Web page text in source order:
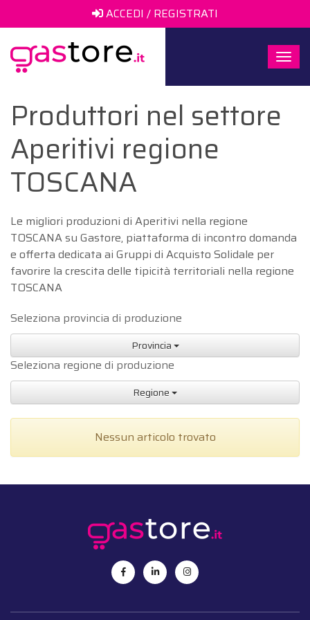
ACCEDI / REGISTRATI
Produttori nel settore
Aperitivi regione
TOSCANA
Le migliori produzioni di Aperitivi nella regione
TOSCANA su Gastore, piattaforma di incontro domanda
e offerta dedicata ai Gruppi di Acquisto Solidale per
favorire la crescita delle tipicità territoriali nella regione
TOSCANA
Seleziona provincia di produzione
Provincia
Seleziona regione di produzione
Regione
Nessun articolo trovato